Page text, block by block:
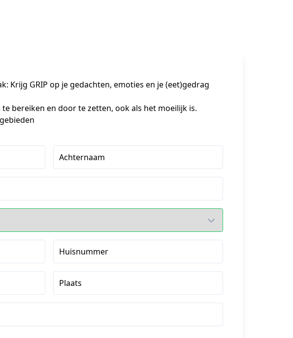
Krijg GRIP op je gedachten, emoties en je (eet)gedrag
bereiken en door te zetten, ook als het moeilijk is.
Achternaam
Huisnummer
Plaats